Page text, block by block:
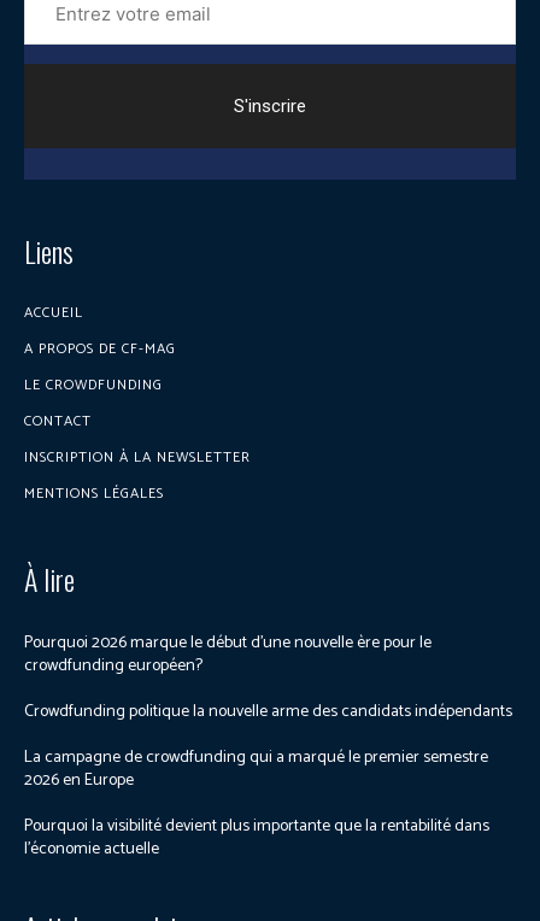
email
Liens
ACCUEIL
A PROPOS DE CF-MAG
LE CROWDFUNDING
CONTACT
INSCRIPTION À LA NEWSLETTER
MENTIONS LÉGALES
À lire
Pourquoi 2026 marque le début d’une nouvelle ère pour le
crowdfunding européen?
Crowdfunding politique la nouvelle arme des candidats indépendants
La campagne de crowdfunding qui a marqué le premier semestre
2026 en Europe
Pourquoi la visibilité devient plus importante que la rentabilité dans
l’économie actuelle